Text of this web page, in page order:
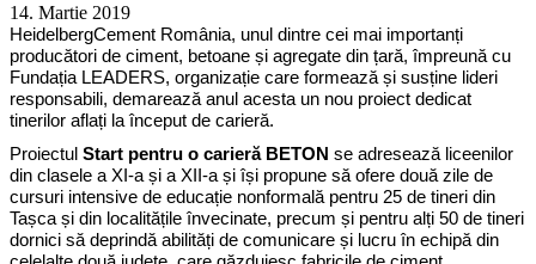
14. Martie 2019
HeidelbergCement România, unul dintre cei mai importanți
producători de ciment, betoane și agregate din țară, împreună cu
Fundația LEADERS, organizație care formează și susține lideri
responsabili, demarează anul acesta un nou proiect dedicat
tinerilor aflați la început de carieră.
Proiectul Start pentru o carieră BETON se adresează liceenilor
din clasele a XI-a și a XII-a și își propune să ofere două zile de
cursuri intensive de educație nonformală pentru 25 de tineri din
Tașca și din localitățile învecinate, precum și pentru alți 50 de tineri
dornici să deprindă abilități de comunicare și lucru în echipă din